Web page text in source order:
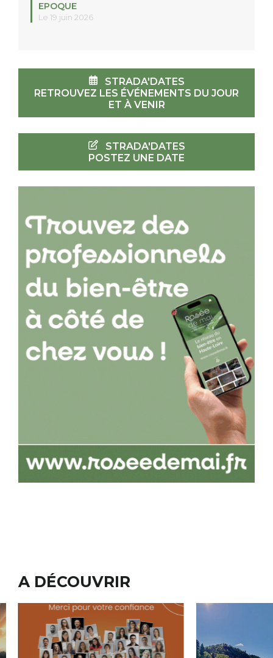
EPOQUE
Le 19 juin 2026
STRADA'DATES
RETROUVEZ LES ÉVÉNEMENTS DU JOUR
ET À VENIR
STRADA'DATES
POSTEZ UNE DATE
A DÉCOUVRIR